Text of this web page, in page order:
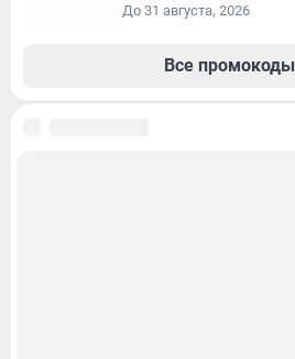
До 31 августа, 2026
Все промокоды